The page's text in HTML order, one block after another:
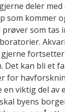
deler
som kommer
prøver som tas
Det kan bli et
for
viktig del av
byens